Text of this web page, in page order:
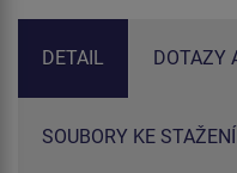
DETAIL DOTAZY
SOUBORY KE